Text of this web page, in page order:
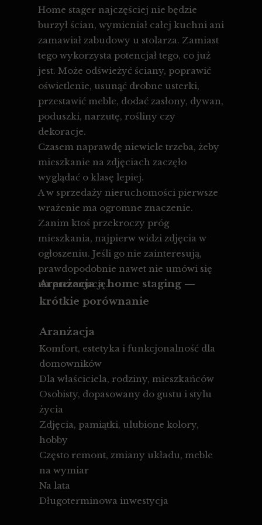
Aranżacja
Komfort, estetyka i funkcjonalność dla
domowników
Dla właściciela, rodziny, mieszkańców
Osobisty, dopasowany do gustu i stylu
życia
Zdjęcia, pamiątki, ulubione kolory,
hobby
Często remont, zmiany układu, meble
na wymiar
Na lata
Długoterminowa inwestycja
Aranżacja a home staging —
krótkie porównanie
Home stager najczęściej nie będzie
burzył ścian, wymieniał całej kuchni ani
zamawiał zabudowy u stolarza. Zamiast
tego wykorzysta potencjał tego, co już
jest. Może odświeżyć ściany, poprawić
oświetlenie, usunąć drobne usterki,
przestawić meble, dodać zasłony, dywan,
poduszki, narzutę, rośliny czy
dekoracje.
Czasem naprawdę niewiele trzeba, żeby
mieszkanie na zdjęciach zaczęło
wyglądać o klasę lepiej.
A w sprzedaży nieruchomości pierwsze
wrażenie ma ogromne znaczenie.
Zanim ktoś przekroczy próg
mieszkania, najpierw widzi zdjęcia w
ogłoszeniu. Jeśli go nie zainteresują,
prawdopodobnie nawet nie umówi się
na prezentację.